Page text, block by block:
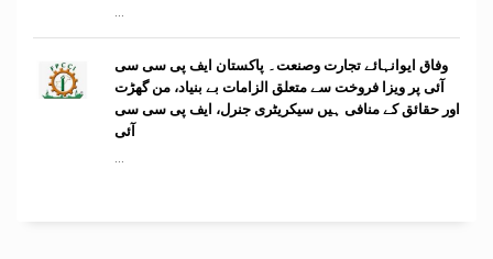
...
وفاق ایوانہائے تجارت وصنعت۔ پاکستان ایف پی سی سی
آئی پر ویزا فروخت سے متعلق الزامات بے بنیاد، من گھڑت
اور حقائق کے منافی ہیں سیکریٹری جنرل، ایف پی سی سی
آئی
...